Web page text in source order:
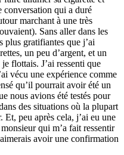
conversation qui a duré
marchant à une très
Sans aller dans les
plus gratifiantes que j’ai
un peu d’argent, et un
flottais. J’ai ressenti que
vécu une expérience comme
qu’il pourrait avoir été un
nous avions été testés pour
des situations où la plupart
Et, peu après cela, j’ai eu une
qui m’a fait ressentir
avoir une confirmation